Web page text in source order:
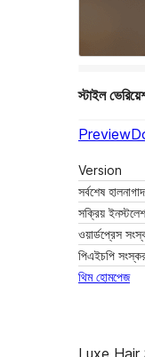
স্টাইল
Preview
Version
সর্বশেষ হালনাগাদ
সক্রিয়
ওয়ার্ডপ্রেস
পিএইচপি
থিম হোমপেজ
Luxe